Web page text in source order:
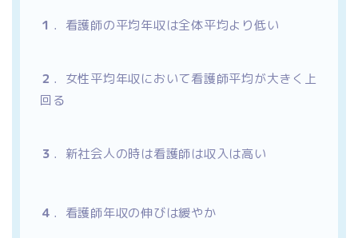
１ ． 看護師の平均年収は全体平均より低い
２ ．女性平均年収において看護師平均が大きく上
回る
３ ． 新社会人の時は看護師は収入は高い
４ ． 看護師年収の伸びは緩やか